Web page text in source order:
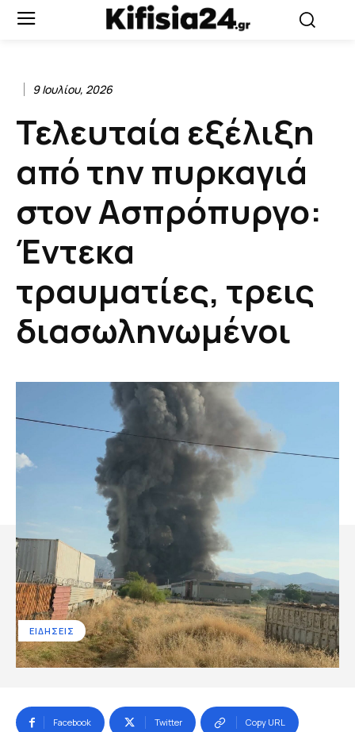
9 Ιουλίου, 2026
Τελευταία εξέλιξη
από την πυρκαγιά
στον Ασπρόπυργο:
Έντεκα
τραυματίες, τρεις
διασωληνωμένοι
ΕΙΔΗΣΕΙΣ
Facebook Twitter Copy URL